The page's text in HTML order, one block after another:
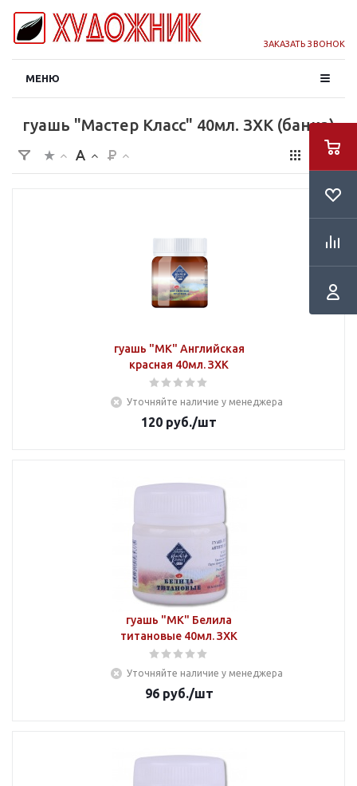
ЗАКАЗАТЬ ЗВОНОК
МЕНЮ
гуашь "Мастер Класс" 40мл. ЗХК (банка)
гуашь "МК" Английская
красная 40мл. ЗХК
Уточняйте наличие у менеджера
120 руб./шт
гуашь "МК" Белила
титановые 40мл. ЗХК
Уточняйте наличие у менеджера
96руб./шт